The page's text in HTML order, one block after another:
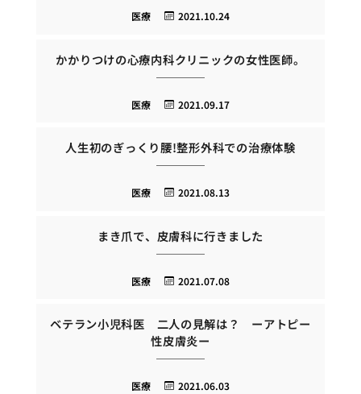
2021.10.24
医療
かかりつけの心療内科クリニックの女性医師。
2021.09.17
医療
人生初のぎっくり腰!整形外科での治療体験
2021.08.13
医療
まき爪で、皮膚科に行きました
2021.07.08
医療
ベテラン小児科医 二人の見解は？ ーアトピー
性皮膚炎ー
2021.06.03
医療